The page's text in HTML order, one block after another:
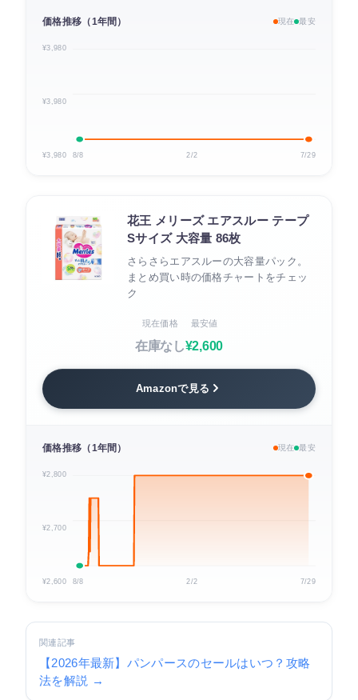
価格推移（1年間） 現在 最安
¥3,980
¥3,980
¥3,980 8/8 2/2 7/29
花王 メリーズ エアスルー テープ
Sサイズ 大容量 86枚
さらさらエアスルーの大容量パック。
まとめ買い時の価格チャートをチェッ
ク
現在価格
在庫なし
最安値
¥2,600
Amazonで見る
価格推移（1年間） 現在 最安
¥2,800
¥2,700
¥2,600 8/8 2/2 7/29
関連記事
【2026年最新】パンパースのセールはいつ？攻略
法を解説 →